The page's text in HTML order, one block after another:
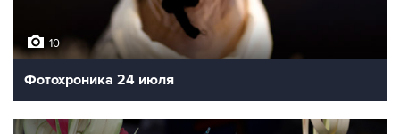
10
Фотохроника 24 июля